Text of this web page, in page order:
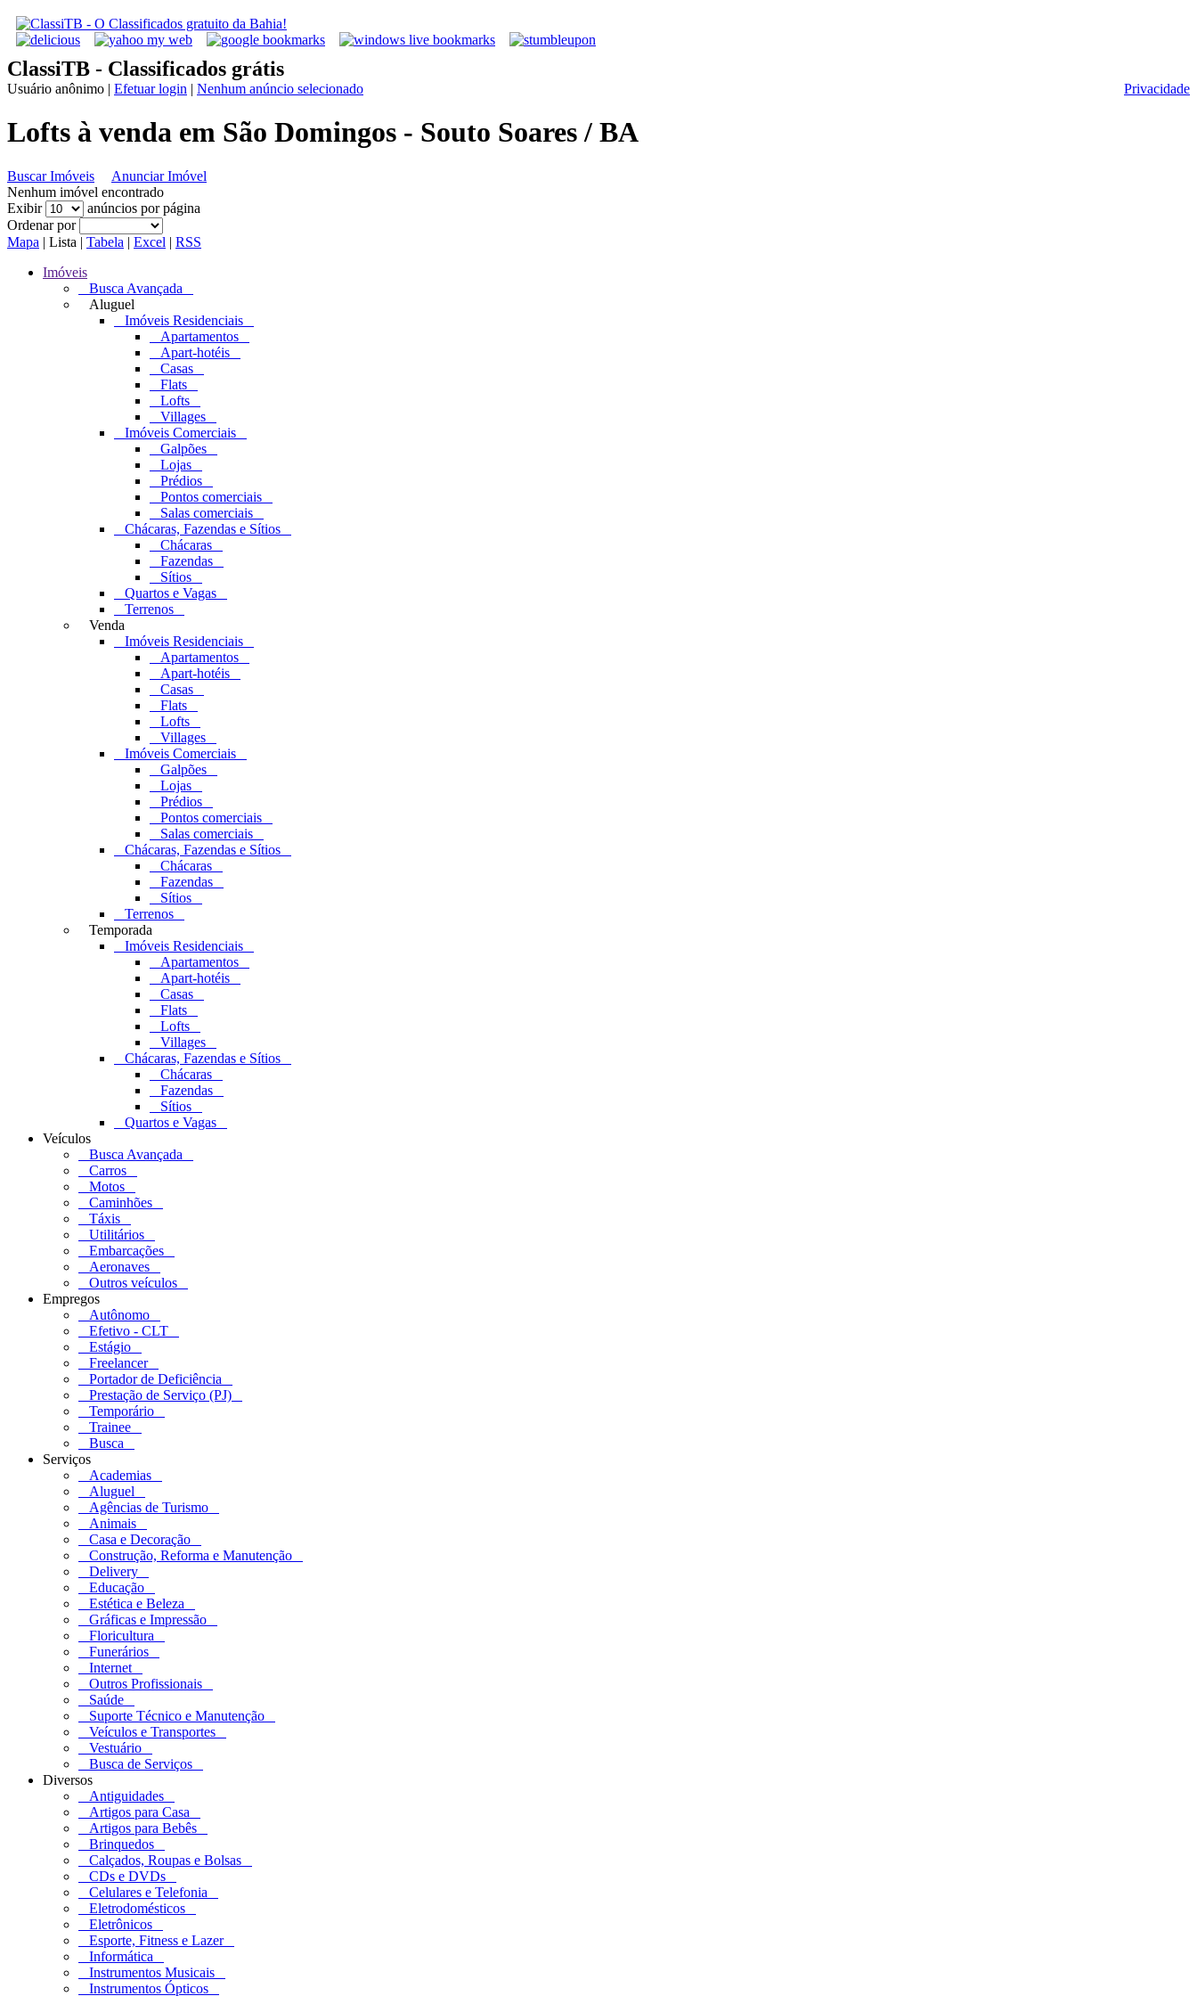
ClassiTB - Classificados grátis
Privacidade
Usuário anônimo | Efetuar login | Nenhum anúncio selecionado
Lofts à venda em São Domingos - Souto Soares / BA
Buscar Imóveis
Anunciar Imóvel
Nenhum imóvel encontrado
Exibir
anúncios por página
Ordenar por
Mapa | Lista | Tabela | Excel | RSS
Imóveis
Busca Avançada
Aluguel
Imóveis Residenciais
Apartamentos
Apart-hotéis
Casas
Flats
Lofts
Villages
Imóveis Comerciais
Galpões
Lojas
Prédios
Pontos comerciais
Salas comerciais
Chácaras, Fazendas e Sítios
Chácaras
Fazendas
Sítios
Quartos e Vagas
Terrenos
Venda
Imóveis Residenciais
Apartamentos
Apart-hotéis
Casas
Flats
Lofts
Villages
Imóveis Comerciais
Galpões
Lojas
Prédios
Pontos comerciais
Salas comerciais
Chácaras, Fazendas e Sítios
Chácaras
Fazendas
Sítios
Terrenos
Temporada
Imóveis Residenciais
Apartamentos
Apart-hotéis
Casas
Flats
Lofts
Villages
Chácaras, Fazendas e Sítios
Chácaras
Fazendas
Sítios
Quartos e Vagas
Veículos
Busca Avançada
Carros
Motos
Caminhões
Táxis
Utilitários
Embarcações
Aeronaves
Outros veículos
Empregos
Autônomo
Efetivo - CLT
Estágio
Freelancer
Portador de Deficiência
Prestação de Serviço (PJ)
Temporário
Trainee
Busca
Serviços
Academias
Aluguel
Agências de Turismo
Animais
Casa e Decoração
Construção, Reforma e Manutenção
Delivery
Educação
Estética e Beleza
Gráficas e Impressão
Floricultura
Funerários
Internet
Outros Profissionais
Saúde
Suporte Técnico e Manutenção
Veículos e Transportes
Vestuário
Busca de Serviços
Diversos
Antiguidades
Artigos para Casa
Artigos para Bebês
Brinquedos
Calçados, Roupas e Bolsas
CDs e DVDs
Celulares e Telefonia
Eletrodomésticos
Eletrônicos
Esporte, Fitness e Lazer
Informática
Instrumentos Musicais
Instrumentos Ópticos